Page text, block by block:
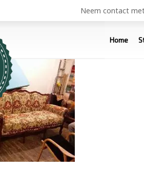
Neem contact
Home